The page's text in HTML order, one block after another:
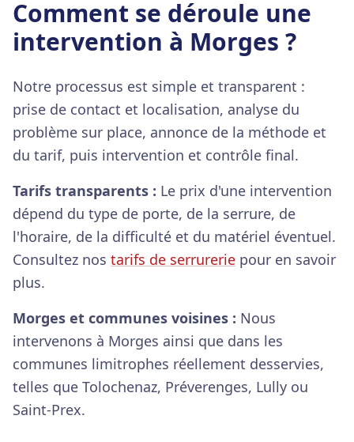
Comment se déroule une
intervention à Morges ?
Notre processus est simple et transparent :
prise de contact et localisation, analyse du
problème sur place, annonce de la méthode et
du tarif, puis intervention et contrôle final.
Tarifs transparents : Le prix d'une intervention
dépend du type de porte, de la serrure, de
l'horaire, de la difficulté et du matériel éventuel.
Consultez nos tarifs de serrurerie pour en savoir
plus.
Morges et communes voisines : Nous
intervenons à Morges ainsi que dans les
communes limitrophes réellement desservies,
telles que Tolochenaz, Préverenges, Lully ou
Saint-Prex.